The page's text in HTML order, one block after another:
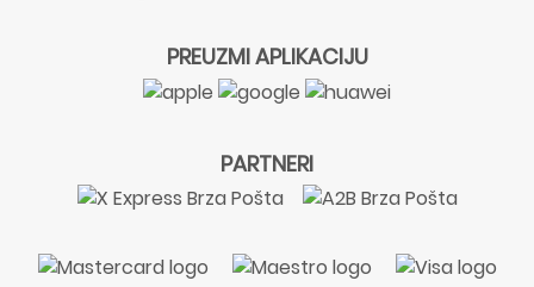
PREUZMI APLIKACIJU
PARTNERI